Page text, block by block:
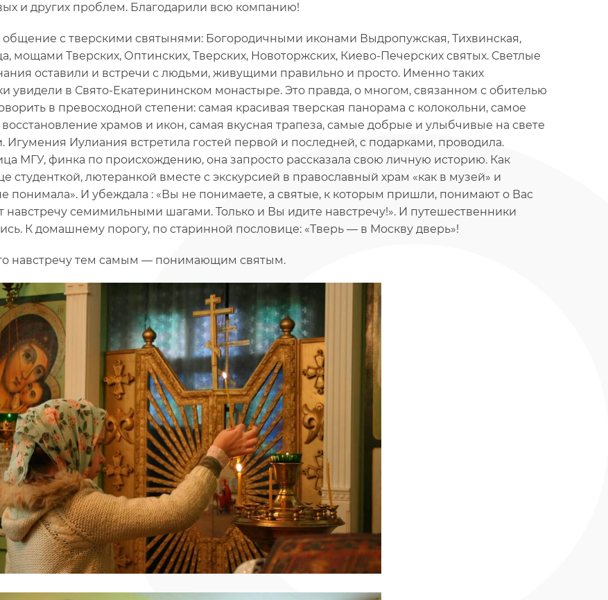
и других проблем. Благодарили всю компанию!
с тверскими святынями: Богородичными иконами Выдропужская, Тихвинская,
мощами Тверских, Оптинских, Тверских, Новоторжских, Киево-Печерских святых. Светлые
оставили и встречи с людьми, живущими правильно и просто. Именно таких
увидели в Свято-Екатерининском монастыре. Это правда, о многом, связанном с обителью
в превосходной степени: самая красивая тверская панорама с колокольни, самое
храмов и икон, самая вкусная трапеза, самые добрые и улыбчивые на свете
Игумения Иулиания встретила гостей первой и последней, с подарками, проводила.
МГУ, финка по происхождению, она запросто рассказала свою личную историю. Как
студенткой, лютеранкой вместе с экскурсией в православный храм «как в музей» и
понимала». И убеждала : «Вы не понимаете, а святые, к которым пришли, понимают о Вас
навстречу семимильными шагами. Только и Вы идите навстречу!». И путешественники
К домашнему порогу, по старинной пословице: «Тверь — в Москву дверь»!
навстречу тем самым — понимающим святым.